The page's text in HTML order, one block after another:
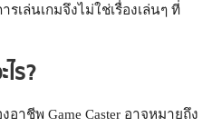
เล่นเกมจึงไม่ใช่เรื่องเล่นๆ ที่
ร?
ชีพ Game Caster อาจหมายถึง